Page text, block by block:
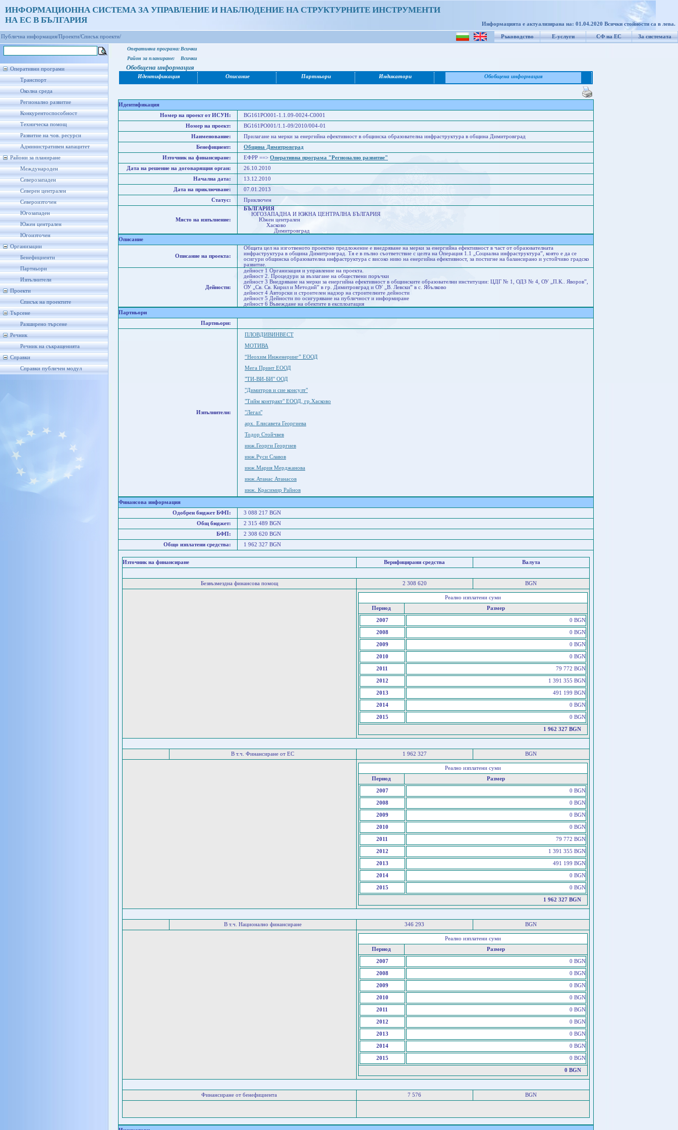
ИНФОРМАЦИОННА СИСТЕМА ЗА УПРАВЛЕНИЕ И НАБЛЮДЕНИЕ НА СТРУКТУРНИТЕ ИНСТРУМЕНТИ
НА ЕС В БЪЛГАРИЯ
Информацията е актуализирана на: 01.04.2020 Всички стойности са в лева.
Ръководство Е-услуги СФ на ЕС За системата
Публична информация/Проекти/Списък проекти/
Оперативни програми
Транспорт
Околна среда
Регионално развитие
Конкурентоспособност
Техническа помощ
Развитие на чов. ресурси
Административен капацитет
Райони за планиране
Международен
Северозападен
Северен централен
Североизточен
Югозападен
Южен централен
Югоизточен
Организации
Бенефициенти
Партньори
Изпълнители
Проекти
Списък на проектите
Търсене
Разширено търсене
Речник
Речник на съкращенията
Справки
Справки публичен модул
Оперативна програма: Всички
Район за планиране:
Всички
Обобщена информация
Идентификация Описание Партньори Индикатори Обобщена информация
Идентификация
Номер на проект от ИСУН:
BG161PO001-1.1.09-0024-C0001
Номер на проект:
BG161PO001/1.1-09/2010/004-01
Наименование:
Прилагане на мерки за енергийна ефективност в общинска образователна инфраструктура в община Димитровград
Бенефициент:
Община Димитровград
Източник на финансиране:
ЕФРР ==> Оперативна програма "Регионално развитие"
Дата на решение на договарящия орган:
26.10.2010
Начална дата:
13.12.2010
Дата на приключване:
07.01.2013
Статус:
Приключен
Място на изпълнение:
БЪЛГАРИЯ
ЮГОЗАПАДНА И ЮЖНА ЦЕНТРАЛНА БЪЛГАРИЯ
Южен централен
Хасково
Димитровград
Описание
Описание на проекта:
Общата цел на изготвеното проектно предложение е внедряване на мерки за енергийна ефективност в част от образователната
инфраструктура в община Димитровград. Тя е в пълно съответствие с целта на Операция 1.1 „Социална инфраструктура”, която е да се
осигури общинска образователна инфраструктура с високо ниво на енергийна ефективност, за постигне на балансирано и устойчиво градско
развитие.
Дейности:
дейност 1 Организация и управление на проекта.
дейност 2. Процедури за възлагане на обществени поръчки
дейност 3 Внедряване на мерки за енергийна ефективност в общинските образователни институции: ЦДГ № 1, ОДЗ № 4, ОУ „П.К.. Яворов”,
ОУ „Св. Св. Кирил и Методий” в гр. Димитровград и ОУ „В. Левски” в с. Ябълково
дейност 4 Авторски и строителен надзор на строителните дейности
дейност 5 Дейности по осигуряване на публичност и информиране
дейност 6 Въвеждане на обектите в експлоатация
Партньори
Партньори:
Изпълнители:
ПЛОВДИВИНВЕСТ
МОТИВА
“Неохим Инженеринг” ЕООД
Мега Принт ЕООД
"ТИ-ВИ-БИ" ООД
"Димитров и сие консулт"
"Тийм контракт" ЕООД, гр.Хасково
"Легал"
арх. Елисавета Георгиева
Тодор Стойчвев
инж.Георги Георгиев
инж.Руси Славов
инж.Мария Мерджанова
инж.Атанас Атанасов
инж. Красимир Райнов
Финансова информация
Одобрен бюджет БФП:
3 088 217 BGN
Общ бюджет:
2 315 489 BGN
БФП:
2 308 620 BGN
Общо изплатени средства:
1 962 327 BGN
Източник на финансиране Верифицирани средства Валута
Безвъзмездна финансова помощ 2 308 620 BGN
Реално изплатени суми
Период
Размер
2007 0 BGN
2008 0 BGN
2009 0 BGN
2010 0 BGN
2011 79 772 BGN
2012 1 391 355 BGN
2013 491 199 BGN
2014 0 BGN
2015 0 BGN
1 962 327 BGN
В т.ч. Финансиране от ЕС 1 962 327 BGN
Реално изплатени суми
Период
Размер
2007 0 BGN
2008 0 BGN
2009 0 BGN
2010 0 BGN
2011 79 772 BGN
2012 1 391 355 BGN
2013 491 199 BGN
2014 0 BGN
2015 0 BGN
1 962 327 BGN
В т.ч. Национално финансиране 346 293 BGN
Реално изплатени суми
Период
Размер
2007 0 BGN
2008 0 BGN
2009 0 BGN
2010 0 BGN
2011 0 BGN
2012 0 BGN
2013 0 BGN
2014 0 BGN
2015 0 BGN
0 BGN
Финансиране от бенефициента 7 576 BGN